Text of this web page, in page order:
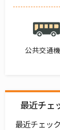
公共交通
最近チェ
最近チェッ